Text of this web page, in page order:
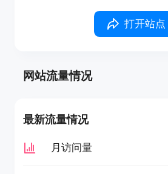
打开站点
网站流量情况
最新流量情况
月访问量